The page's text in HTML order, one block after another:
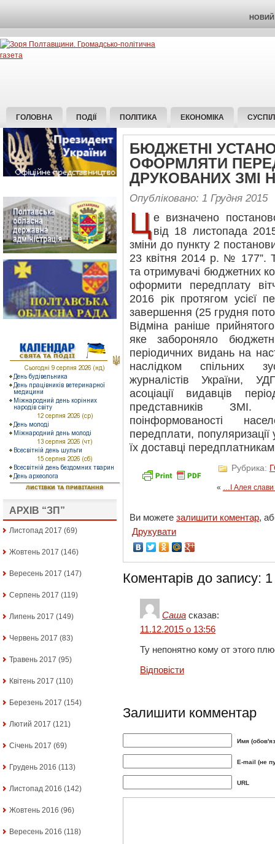
НОВИЙ
ГОЛОВНА ПОДІЇ ПОЛІТИКА ЕКОНОМІКА
АРХІВ “ЗП”
Листопад 2017 (69)
Жовтень 2017 (146)
Вересень 2017 (147)
Серпень 2017 (119)
Липень 2017 (149)
Червень 2017 (83)
Травень 2017 (95)
Квітень 2017 (110)
Березень 2017 (154)
Лютий 2017 (121)
Січень 2017 (69)
Грудень 2016 (113)
Листопад 2016 (142)
Жовтень 2016 (96)
Вересень 2016 (118)
БЮДЖЕТНІ
ОФОРМЛЯТИ
ДРУКОВАНИХ ЗМІ
Опубліковано: 1 Грудня 2015
Це визначено
від 18 листопада
зміни до пункту 2
23 квітня 2014 р. № 177”.
та отримувачі бюджетних
оформити передплату
2016 рік протягом усієї
завершення (25 грудня
Відміна раніше
яке забороняло
періодичних видань на
наслідком спільних
журналістів України,
асоціації видавців
представників
поінформованості
передплати, популяризації
їх доставці
Рубрика:
« …І Алея слави
Ви можете залишити коментар,
Друкувати
Коментарів до запису: 1
Саша сказав:
11.12.2015 о 13:56
Ту непонятно кому от этого
Відповіcти
Залишити комментар
Имя
E-mail (не
URL